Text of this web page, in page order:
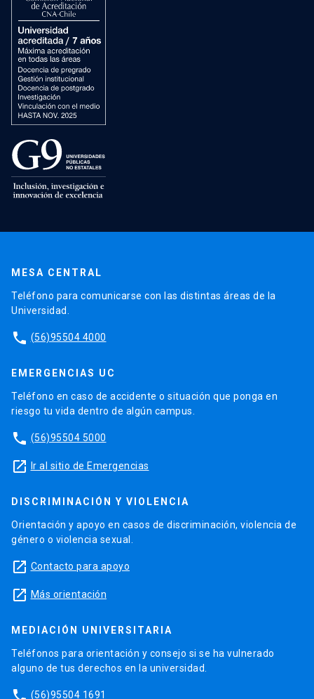
MESA CENTRAL
Teléfono para comunicarse con las distintas áreas de la
Universidad.
phone (56)95504 4000
EMERGENCIAS UC
Teléfono en caso de accidente o situación que ponga en
riesgo tu vida dentro de algún campus.
phone (56)95504 5000
launch Ir al sitio de Emergencias
DISCRIMINACIÓN Y VIOLENCIA
Orientación y apoyo en casos de discriminación, violencia de
género o violencia sexual.
launch Contacto para apoyo
launch Más orientación
MEDIACIÓN UNIVERSITARIA
Teléfonos para orientación y consejo si se ha vulnerado
alguno de tus derechos en la universidad.
(56)95504 1691